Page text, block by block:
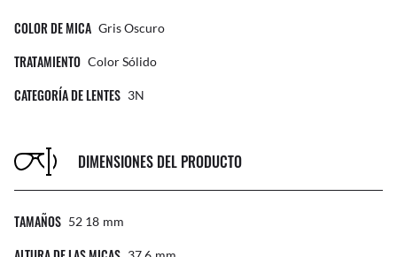
COLOR DE MICA Gris Oscuro
TRATAMIENTO Color Sólido
CATEGORÍA DE LENTES 3N
DIMENSIONES DEL PRODUCTO
TAMAÑOS 52 18 Mm